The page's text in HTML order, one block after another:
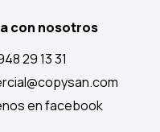
con nosotros
29 13 31
en facebook